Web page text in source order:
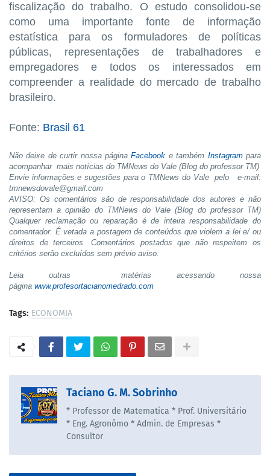
fiscalização do trabalho. O estudo consolidou-se
como uma importante fonte de informação
estatística para os formuladores de políticas
públicas, representações de trabalhadores e
empregadores e todos os interessados em
compreender a realidade do mercado de trabalho
brasileiro.
Fonte: Brasil 61
Não deixe de curtir nossa páginaFacebook e também Instagrampara
acompanhar mais notícias do TMNews do Vale (Blog do professor TM)
Envie informações e sugestões para o TMNews do Vale pelo
e-mail:
tmnewsdovale@gmail.com
AVISO: Os comentários são de responsabilidade dos autores e não
representam a opinião do TMNews do Vale (Blog do professor TM)
Qualquer reclamação ou reparação é de inteira responsabilidade do
comentador. É vetada a postagem de conteúdos que violem a lei e/ ou
direitos de terceiros. Comentários postados que não respeitem os
critérios serão excluídos sem prévio aviso.
Leia outras matérias acessando nossa
página www.profesortacianomedrado.com
Tags: ECONOMIA
Taciano G. M. Sobrinho
* Professor de Matematica * Prof. Universitário
* Eng. Agronômo * Admin. de Empresas *
Consultor